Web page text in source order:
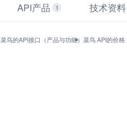
API产品 1 技术资料
菜鸟的API接口（产品与功能） 菜鸟 API的价